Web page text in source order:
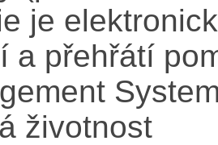
je
a přehřátí
životnost